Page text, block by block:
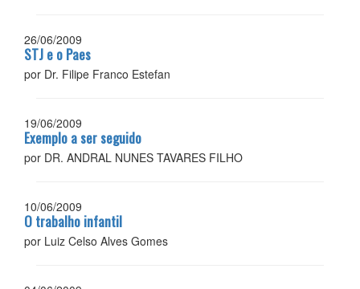
26/06/2009
STJ e o Paes
por Dr. Filipe Franco Estefan
19/06/2009
Exemplo a ser seguido
por DR. ANDRAL NUNES TAVARES FILHO
10/06/2009
O trabalho infantil
por Luiz Celso Alves Gomes